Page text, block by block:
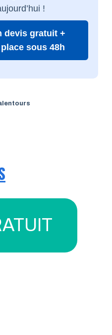
!
devis gratuit +
sous 48h